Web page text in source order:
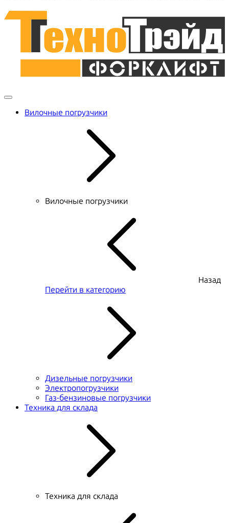
Вилочные погрузчики
Вилочные погрузчики
Назад
Перейти в категорию
Дизельные погрузчики
Электропогрузчики
Газ-бензиновые погрузчики
Техника для склада
Техника для склада